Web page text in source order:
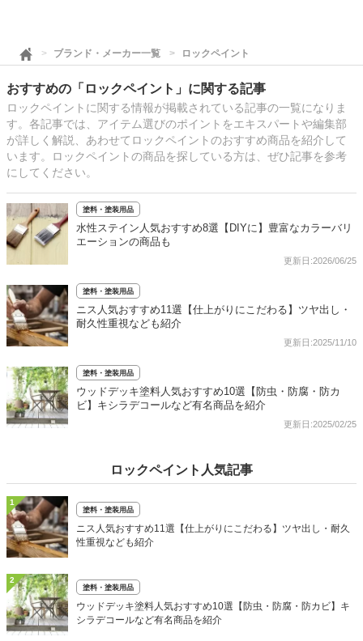
ブランド・メーカー一覧 ロックペイント
おすすめの「ロックペイント」に関する記事
ロックペイントに関する情報が掲載されている記事の一覧になりま
す。各記事では、アイテム選びのポイントをエキスパートや編集部
が詳しく解説、あわせてロックペイントのおすすめ商品を紹介して
います。ロックペイントの商品を探している方は、ぜひ記事を参考
にしてください。
塗料・塗装用品
水性ステイン人気おすすめ8選【DIYに】豊富なカラーバリ
エーションの商品も
更新日:2026/06/25
塗料・塗装用品
ニス人気おすすめ11選【仕上がりにこだわる】ツヤ出し・
耐久性重視なども紹介
更新日:2025/11/10
塗料・塗装用品
ウッドデッキ塗料人気おすすめ10選【防虫・防腐・防カ
ビ】キシラデコールなど有名商品を紹介
更新日:2025/02/25
ロックペイント人気記事
1
塗料・塗装用品
ニス人気おすすめ11選【仕上がりにこだわる】ツヤ出し・耐久
性重視なども紹介
2
塗料・塗装用品
ウッドデッキ塗料人気おすすめ10選【防虫・防腐・防カビ】キ
シラデコールなど有名商品を紹介